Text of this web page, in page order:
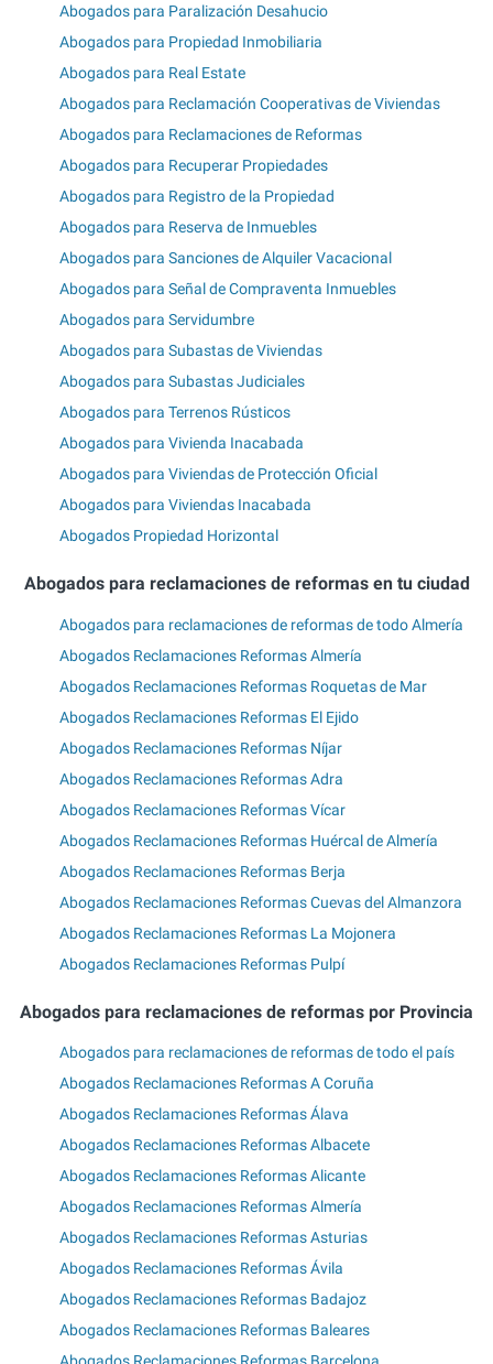
Abogados para Paralización Desahucio
Abogados para Propiedad Inmobiliaria
Abogados para Real Estate
Abogados para Reclamación Cooperativas de Viviendas
Abogados para Reclamaciones de Reformas
Abogados para Recuperar Propiedades
Abogados para Registro de la Propiedad
Abogados para Reserva de Inmuebles
Abogados para Sanciones de Alquiler Vacacional
Abogados para Señal de Compraventa Inmuebles
Abogados para Servidumbre
Abogados para Subastas de Viviendas
Abogados para Subastas Judiciales
Abogados para Terrenos Rústicos
Abogados para Vivienda Inacabada
Abogados para Viviendas de Protección Oficial
Abogados para Viviendas Inacabada
Abogados Propiedad Horizontal
Abogados para reclamaciones de reformas en tu ciudad
Abogados para reclamaciones de reformas de todo Almería
Abogados Reclamaciones Reformas Almería
Abogados Reclamaciones Reformas Roquetas de Mar
Abogados Reclamaciones Reformas El Ejido
Abogados Reclamaciones Reformas Níjar
Abogados Reclamaciones Reformas Adra
Abogados Reclamaciones Reformas Vícar
Abogados Reclamaciones Reformas Huércal de Almería
Abogados Reclamaciones Reformas Berja
Abogados Reclamaciones Reformas Cuevas del Almanzora
Abogados Reclamaciones Reformas La Mojonera
Abogados Reclamaciones Reformas Pulpí
Abogados para reclamaciones de reformas por Provincia
Abogados para reclamaciones de reformas de todo el país
Abogados Reclamaciones Reformas A Coruña
Abogados Reclamaciones Reformas Álava
Abogados Reclamaciones Reformas Albacete
Abogados Reclamaciones Reformas Alicante
Abogados Reclamaciones Reformas Almería
Abogados Reclamaciones Reformas Asturias
Abogados Reclamaciones Reformas Ávila
Abogados Reclamaciones Reformas Badajoz
Abogados Reclamaciones Reformas Baleares